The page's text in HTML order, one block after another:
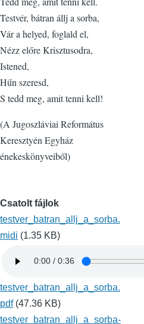
Testvér, bátran állj a sorba,
Vár a helyed, foglald el,
Nézz előre Krisztusodra,
Istened,
Hűn szeresd,
S tedd meg, amit tenni kell!
(A Jugoszláviai Református
Keresztyén Egyház
énekeskönyveiből)
Csatolt fájlok
testver_batran_allj_a_sorba.
midi (1.35 KB)
testver_batran_allj_a_sorba.
pdf (47.36 KB)
testver_batran_allj_a_sorba-